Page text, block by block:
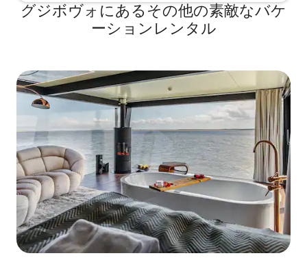
グジボヴォにあるその他の素敵なバケ
ーションレンタル